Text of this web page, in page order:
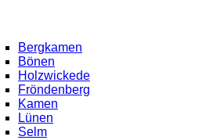
Bergkamen
Bönen
Holzwickede
Fröndenberg
Kamen
Lünen
Selm